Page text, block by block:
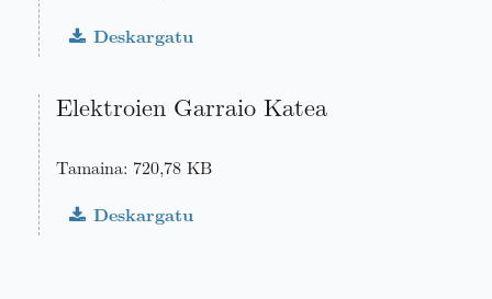
Deskargatu
Elektroien Garraio Katea
Tamaina: 720,78 KB
Deskargatu